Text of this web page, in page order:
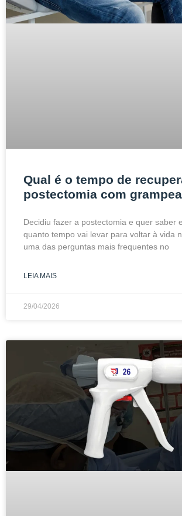
Qual é o tempo de
postectomia com
Decidiu fazer a postectomia e quer saber
quanto tempo vai levar para voltar à vida
uma das perguntas mais frequentes no
LEIA MAIS
29/04/2026